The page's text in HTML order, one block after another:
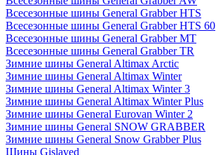
Всесезонные шины General Grabber HTS
Всесезонные шины General Grabber HTS 60
Всесезонные шины General Grabber MT
Всесезонные шины General Grabber TR
Зимние шины General Altimax Arctic
Зимние шины General Altimax Winter
Зимние шины General Altimax Winter 3
Зимние шины General Altimax Winter Plus
Зимние шины General Eurovan Winter 2
Зимние шины General SNOW GRABBER
Зимние шины General Snow Grabber Plus
Шины Gislaved